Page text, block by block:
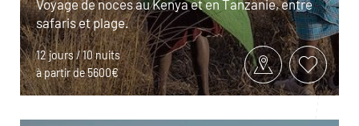
Voyage de noces au Kenya et en Tanzanie, entre
safaris et plage.
12 jours / 10 nuits
à partir de 5600€